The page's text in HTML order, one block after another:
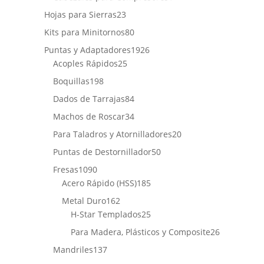
Hojas para Sierras2323
productos
Kits para Minitornos8080
productos
Puntas y Adaptadores19261926
Acoples Rápidos2525
Boquillas198198
productos
Dados de Tarrajas8484
productos
Machos de Roscar3434
productos
Para Taladros y Atornilladores2020
Puntas de Destornillador5050
Fresas10901090
productos
Acero Rápido (HSS)185185
Metal Duro162162
productos
H-Star Templados2525
productos
Para Madera, Plásticos y Composite2626
Mandriles137137